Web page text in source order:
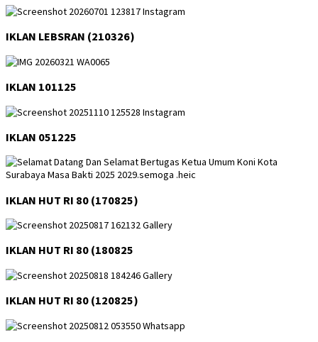
IKLAN LEBSRAN (210326)
IKLAN 101125
IKLAN 051225
IKLAN HUT RI 80 (170825)
IKLAN HUT RI 80 (180825
IKLAN HUT RI 80 (120825)